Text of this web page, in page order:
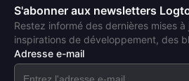
S'abonner aux newsletters
Restez informé des dernières mises
inspirations de développement, des
Adresse e-mail